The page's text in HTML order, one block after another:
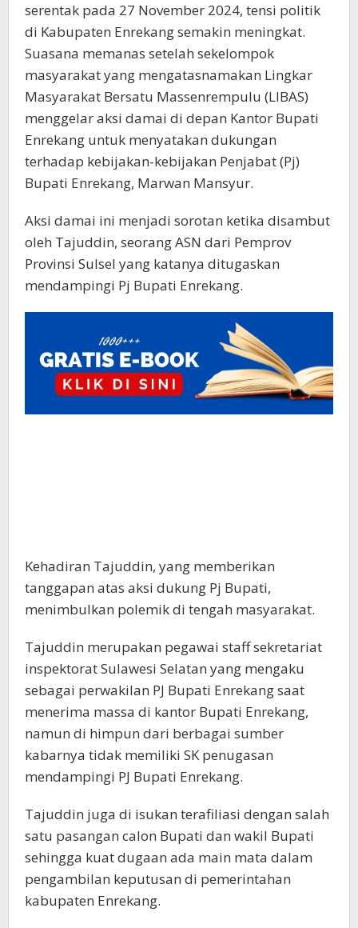
serentak pada 27 November 2024, tensi politik
di Kabupaten Enrekang semakin meningkat.
Suasana memanas setelah sekelompok
masyarakat yang mengatasnamakan Lingkar
Masyarakat Bersatu Massenrempulu (LIBAS)
menggelar aksi damai di depan Kantor Bupati
Enrekang untuk menyatakan dukungan
terhadap kebijakan-kebijakan Penjabat (Pj)
Bupati Enrekang, Marwan Mansyur.
Aksi damai ini menjadi sorotan ketika disambut
oleh Tajuddin, seorang ASN dari Pemprov
Provinsi Sulsel yang katanya ditugaskan
mendampingi Pj Bupati Enrekang.
Kehadiran Tajuddin, yang memberikan
tanggapan atas aksi dukung Pj Bupati,
menimbulkan polemik di tengah masyarakat.
Tajuddin merupakan pegawai staff sekretariat
inspektorat Sulawesi Selatan yang mengaku
sebagai perwakilan PJ Bupati Enrekang saat
menerima massa di kantor Bupati Enrekang,
namun di himpun dari berbagai sumber
kabarnya tidak memiliki SK penugasan
mendampingi PJ Bupati Enrekang.
Tajuddin juga di isukan terafiliasi dengan salah
satu pasangan calon Bupati dan wakil Bupati
sehingga kuat dugaan ada main mata dalam
pengambilan keputusan di pemerintahan
kabupaten Enrekang.